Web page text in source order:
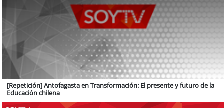
[Repetición] Antofagasta en Transformación: El presente y futuro de la
Educación chilena